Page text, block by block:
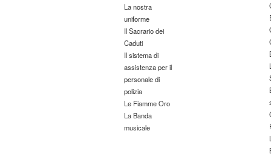
La nostra
uniforme
Il Sacrario dei
Caduti
Il sistema di
assistenza per il
personale di
polizia
Le Fiamme Oro
La Banda
musicale